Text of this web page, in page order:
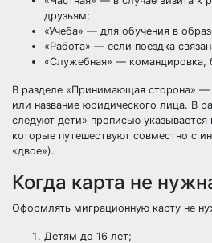
друзьям;
«Учеба» — для обучения в
«Работа» — если поездка
«Служебная» — командировка,
В разделе «Принимающая сторона» —
или название юридического лица. В
следуют дети» прописью указывается
которые путешествуют совместно с
«двое»).
Когда карта не
Оформлять миграционную карту не
Детям до 16 лет;